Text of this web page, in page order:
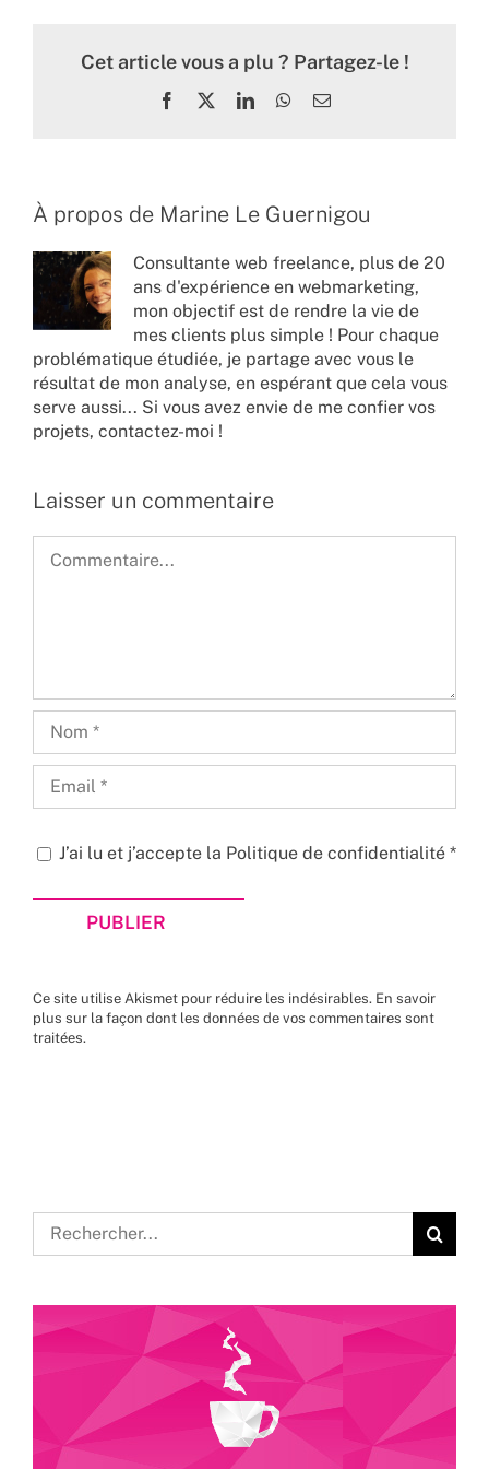
Cet article vous a plu ? Partagez-le !
Facebook LinkedInWhatsApp
Email
À propos de Marine Le Guernigou
Consultante web freelance, plus de 20
ans d'expérience en webmarketing,
mon objectif est de rendre la vie de
mes clients plus simple ! Pour chaque
problématique étudiée, je partage avec vous le
résultat de mon analyse, en espérant que cela vous
serve aussi... Si vous avez envie de me confier vos
projets, contactez-moi !
Laisser un commentaire
J’ai lu et j’accepte la Politique de confidentialité *
Ce site utilise Akismet pour réduire les indésirables. En savoir
plus sur la façon dont les données de vos commentaires sont
traitées.
Rechercher: